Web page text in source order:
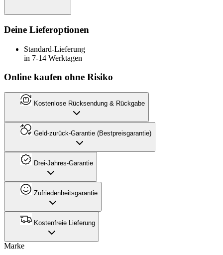
Deine Lieferoptionen
Standard-Lieferung
in 7-14 Werktagen
Online kaufen ohne Risiko
Kostenlose Rücksendung & Rückgabe
Geld-zurück-Garantie (Bestpreisgarantie)
Drei-Jahres-Garantie
Zufriedenheitsgarantie
Kostenfreie Lieferung
Marke